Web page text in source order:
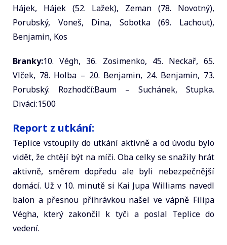
Hájek, Hájek (52. Lažek), Zeman (78. Novotný),
Porubský, Voneš, Dina, Sobotka (69. Lachout),
Benjamin, Kos
Branky:10. Végh, 36. Zosimenko, 45. Neckař, 65.
Vlček, 78. Holba – 20. Benjamin, 24. Benjamin, 73.
Porubský. Rozhodčí:Baum – Suchánek, Stupka.
Diváci:1500
Report z utkání:
Teplice vstoupily do utkání aktivně a od úvodu bylo
vidět, že chtějí být na míči. Oba celky se snažily hrát
aktivně, směrem dopředu ale byli nebezpečnější
domácí. Už v 10. minutě si Kai Jupa Williams navedl
balon a přesnou přihrávkou našel ve vápně Filipa
Végha, který zakončil k tyči a poslal Teplice do
vedení.